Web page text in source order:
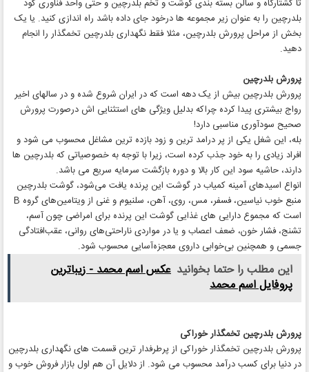
تا کشتارگاه و سالن بسته بندی گوشت و تخم بلدرچین و حتی واحد فناوری کود
بلدرچین را به عنوان زیر مجموعه ها درخود جای داده باشد راه اندازی کنید. یا یک
بخش از مراحل پرورش بلدرچین، مثلا فقط نگهداری بلدرچین تخمگذار را انجام
دهید.
پرورش بلدرچین
پرورش بلدرچین بیش از یک دهه است که در ایران شروع شده و در سالهای اخیر
رواج بیشتری پیدا کرده چراکه بدلیل ویژگی های استثنایی اش درصورت پرورش
صحیح سودآوری مناسبی دارد!
بله، این شغل یکی از پر درامد ترین و زود بازده ترین مشاغل محسوب می شود و
افراد زیادی را به خود جذب کرده است، زیرا با توجه به خصوصیاتی که بلدرچین ها
دارند، حاشیه سود این کار بالا و دوره بازگشت سرمایه سریع می باشد.
انواع اسیدهای آمینه کمیاب در گوشت این پرنده یافت می‌شود، گوشت بلدرچین
منبع خوب نیاسین، فسفر، مس، روی، آهن، سلنیوم و غنی از ویتامین‌های گروه B
است که مجموع دارایی های غذایی گوشت این پرنده برای امراضی چون آسم،
تشنج، فشار خون، ضعف اعصاب و یا در مواردی ناراحتی‌های روانی، عقب‌افتادگی
جسمی و همچنین بی‌خوابی داروی معجزه‌آسایی محسوب شود.
این مطلب را حتما بخوانید عکس اسم محمد - زیباترین
پروفایل اسم محمد
پرورش بلدرچین تخمگذار خوراکی
پرورش بلدرچین تخمگذار خوراکی از پرطرفدار ترین قسمت های نگهداری بلدرچین
در دنیا برای کسب درآمد محسوب می شود. از دلایل آن هم اول بازار فروش خوب و